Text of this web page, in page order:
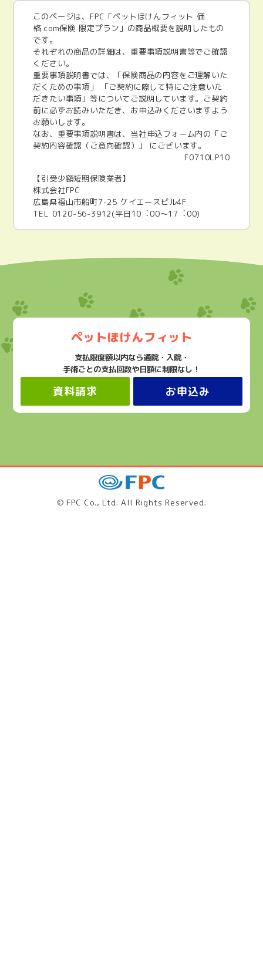
このページは、FPC「ペットほけんフィット 価
格.com保険 限定プラン」の商品概要を説明したもの
です。
それぞれの商品の詳細は、重要事項説明書等でご確認
ください。
重要事項説明書では、「保険商品の内容をご理解いた
だくための事項」 「ご契約に際して特にご注意いた
だきたい事項」等についてご説明しています。ご契約
前に必ずお読みいただき、お申込みくださいますよう
お願いします。
なお、重要事項説明書は、当社申込フォーム内の「ご
契約内容確認（ご意向確認）」 にございます。
F0710LP10
【引受少額短期保険業者】
株式会社FPC
広島県福山市船町7-25 ケイエースビル4F
TEL 0120-56-3912(平日10︓00～17︓00)
ペットほけんフィット
支払限度額以内なら通院・入院・
手術ごとの支払回数や日額に制限なし！
資料請求 お申込み
© FPC Co., Ltd. All Rights Reserved.